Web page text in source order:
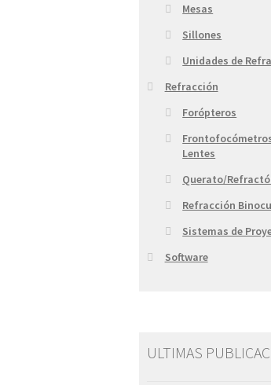
Mesas
Sillones
Unidades de
Refracción
Forópteros
Lentes
Querato/
Refracción
Sistemas de
Software
ULTIMAS